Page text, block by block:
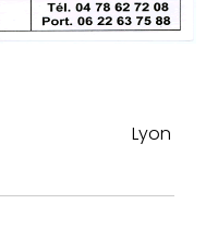
Lyon